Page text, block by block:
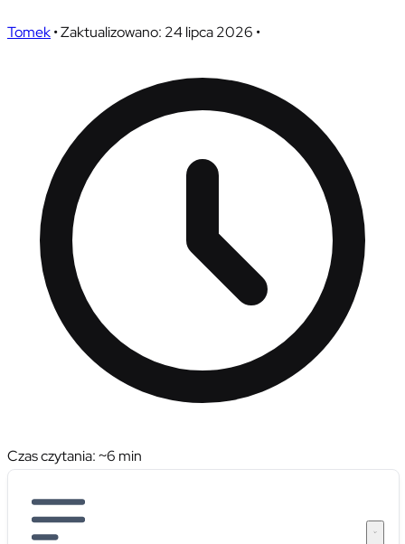
Tomek•Zaktualizowano: 24 lipca 2026 •
Czas czytania: ~6 min